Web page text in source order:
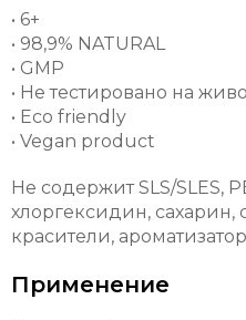
• 6+
• 98,9% NATURAL
• GMP
• Не тестировано на
• Eco friendly
• Vegan product
Не содержит SLS/SLES,
хлоргексидин, сахарин,
красители,
Применение